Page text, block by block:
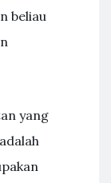
beliau
yang